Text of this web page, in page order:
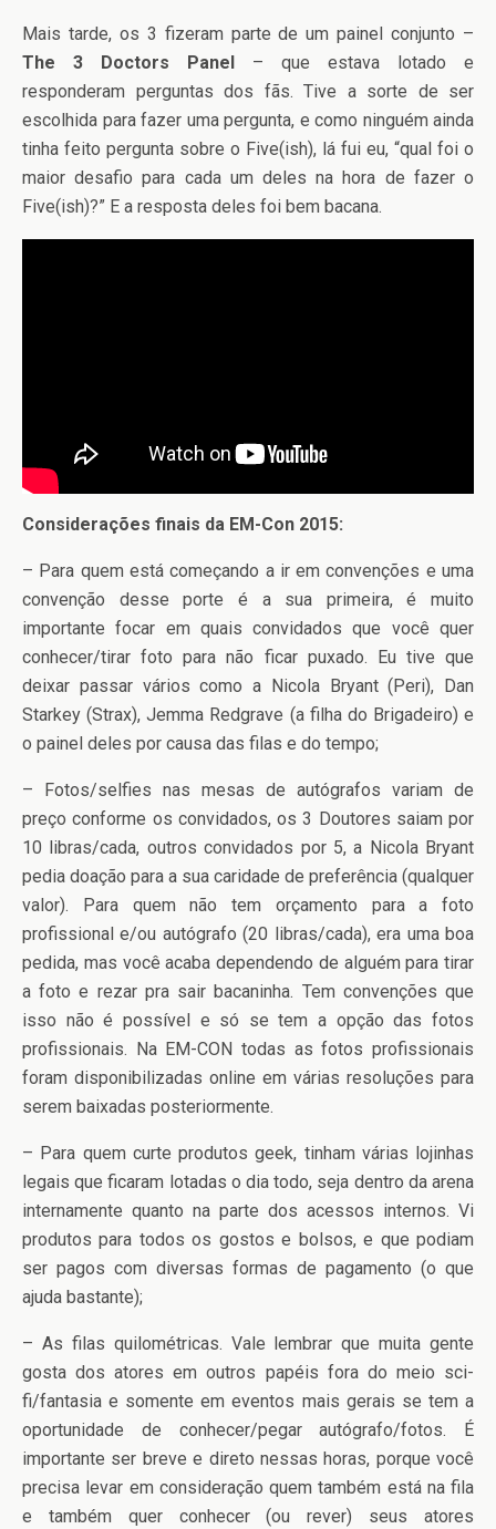
Mais tarde, os 3 fizeram parte de um painel conjunto –
The 3 Doctors Panel – que estava lotado e
responderam perguntas dos fãs. Tive a sorte de ser
escolhida para fazer uma pergunta, e como ninguém ainda
tinha feito pergunta sobre o Five(ish), lá fui eu, “qual foi o
maior desafio para cada um deles na hora de fazer o
Five(ish)?” E a resposta deles foi bem bacana.
Considerações finais da EM-Con 2015:
– Para quem está começando a ir em convenções e uma
convenção desse porte é a sua primeira, é muito
importante focar em quais convidados que você quer
conhecer/tirar foto para não ficar puxado. Eu tive que
deixar passar vários como a Nicola Bryant (Peri), Dan
Starkey (Strax), Jemma Redgrave (a filha do Brigadeiro) e
o painel deles por causa das filas e do tempo;
– Fotos/selfies nas mesas de autógrafos variam de
preço conforme os convidados, os 3 Doutores saiam por
10 libras/cada, outros convidados por 5, a Nicola Bryant
pedia doação para a sua caridade de preferência (qualquer
valor). Para quem não tem orçamento para a foto
profissional e/ou autógrafo (20 libras/cada), era uma boa
pedida, mas você acaba dependendo de alguém para tirar
a foto e rezar pra sair bacaninha. Tem convenções que
isso não é possível e só se tem a opção das fotos
profissionais. Na EM-CON todas as fotos profissionais
foram disponibilizadas online em várias resoluções para
serem baixadas posteriormente.
– Para quem curte produtos geek, tinham várias lojinhas
legais que ficaram lotadas o dia todo, seja dentro da arena
internamente quanto na parte dos acessos internos. Vi
produtos para todos os gostos e bolsos, e que podiam
ser pagos com diversas formas de pagamento (o que
ajuda bastante);
– As filas quilométricas. Vale lembrar que muita gente
gosta dos atores em outros papéis fora do meio sci-
fi/fantasia e somente em eventos mais gerais se tem a
oportunidade de conhecer/pegar autógrafo/fotos. É
importante ser breve e direto nessas horas, porque você
precisa levar em consideração quem também está na fila
e também quer conhecer (ou rever) seus atores